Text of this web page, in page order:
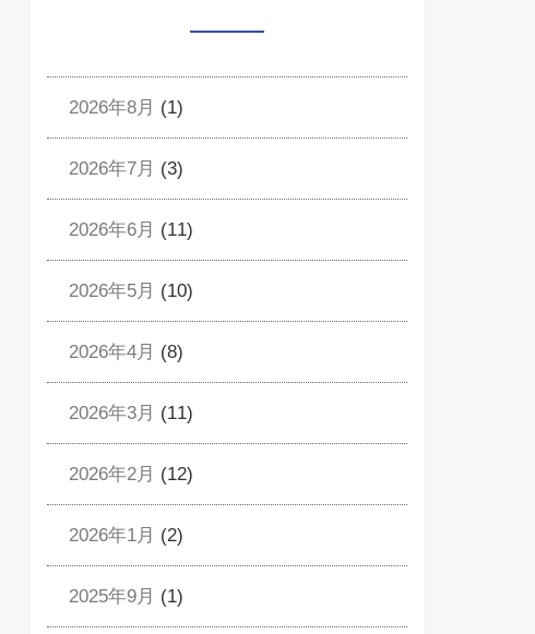
2026年8月 (1)
2026年7月 (3)
2026年6月 (11)
2026年5月 (10)
2026年4月 (8)
2026年3月 (11)
2026年2月 (12)
2026年1月 (2)
2025年9月 (1)